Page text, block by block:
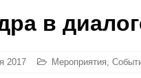
в
2017 Мероприятия,